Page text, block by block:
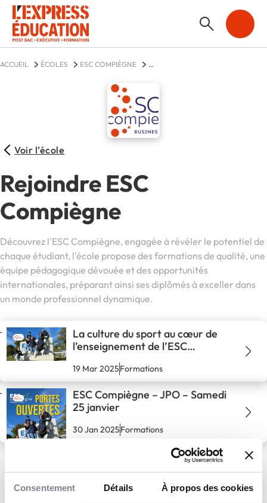
Consentement Détails À propos des cookies
ACCUEIL ÉCOLES
ESC COMPIÈGNE
Voir l’école
Rejoindre ESC
Compiègne
Découvrez l'ESC Compiègne, engagée à révéler le potentiel de
chaque étudiant, l'école propose des formations de qualité, une
équipe pédagogique dévouée et des opportunités
internationales, préparant ainsi ses diplômés à exceller dans
un monde professionnel dynamique.
La culture du sport au cœur de
l’enseignement de l’ESC
19 Mar 2025Formations
ESC Compiègne – JPO – Samedi
25 janvier
30 Jan 2025Formations